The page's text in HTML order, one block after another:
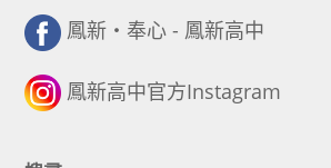
鳳新・奉心 - 鳳新高中
鳳新高中官方Instagram